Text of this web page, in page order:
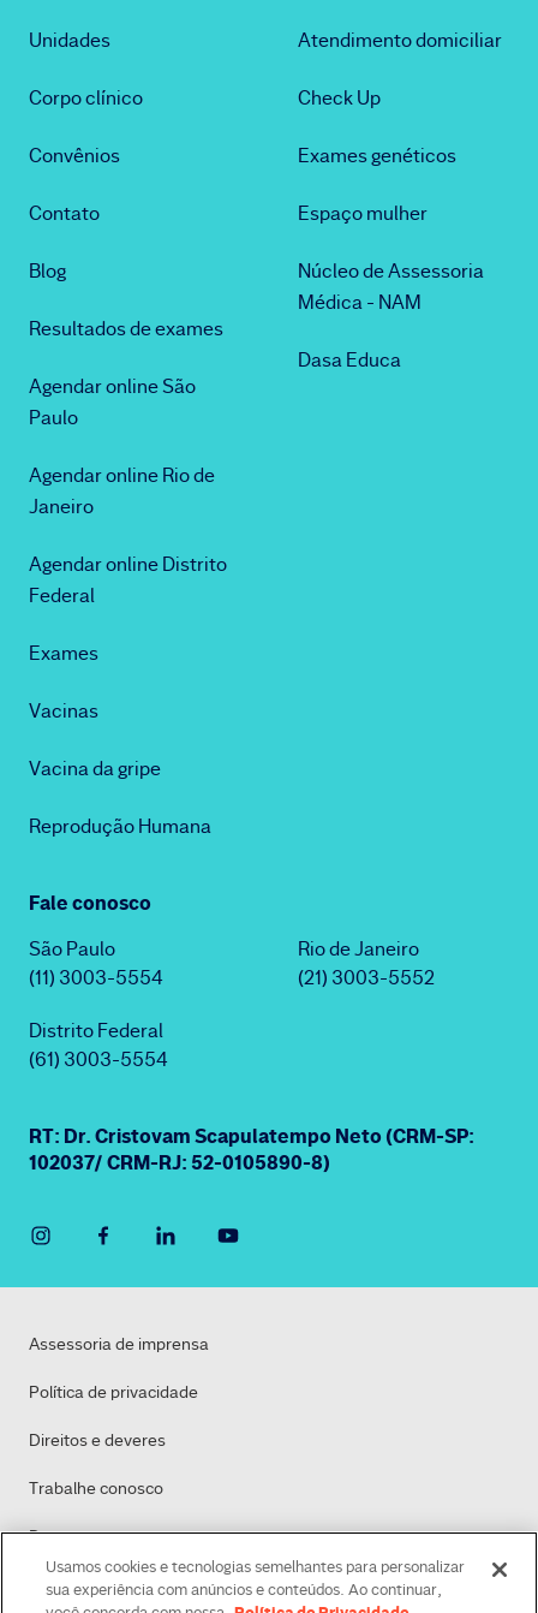
Unidades
Corpo clínico
Convênios
Contato
Blog
Resultados de exames
Agendar online São
Paulo
Agendar online Rio de
Janeiro
Agendar online Distrito
Federal
Exames
Vacinas
Vacina da gripe
Reprodução Humana
Atendimento domiciliar
Check Up
Exames genéticos
Espaço mulher
Núcleo de Assessoria
Médica - NAM
Dasa Educa
Fale conosco
São Paulo
(11) 3003-5554
Rio de Janeiro
(21) 3003-5552
Distrito Federal
(61) 3003-5554
RT: Dr. Cristovam Scapulatempo Neto (CRM-SP:
102037/ CRM-RJ: 52-0105890-8)
Assessoria de imprensa
Política de privacidade
Direitos e deveres
Trabalhe conosco
Dasa
Política de Cookies
Usamos cookies e tecnologias semelhantes para personalizar
sua experiência com anúncios e conteúdos. Ao continuar,